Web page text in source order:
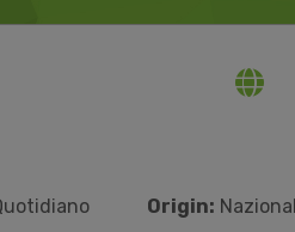
Origin: